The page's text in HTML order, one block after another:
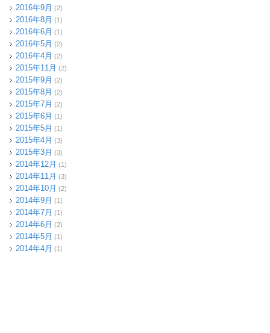
2016年9月 (2)
2016年8月 (1)
2016年6月 (1)
2016年5月 (2)
2016年4月 (2)
2015年11月 (2)
2015年9月 (2)
2015年8月 (2)
2015年7月 (2)
2015年6月 (1)
2015年5月 (1)
2015年4月 (3)
2015年3月 (3)
2014年12月 (1)
2014年11月 (3)
2014年10月 (2)
2014年9月 (1)
2014年7月 (1)
2014年6月 (2)
2014年5月 (1)
2014年4月 (1)